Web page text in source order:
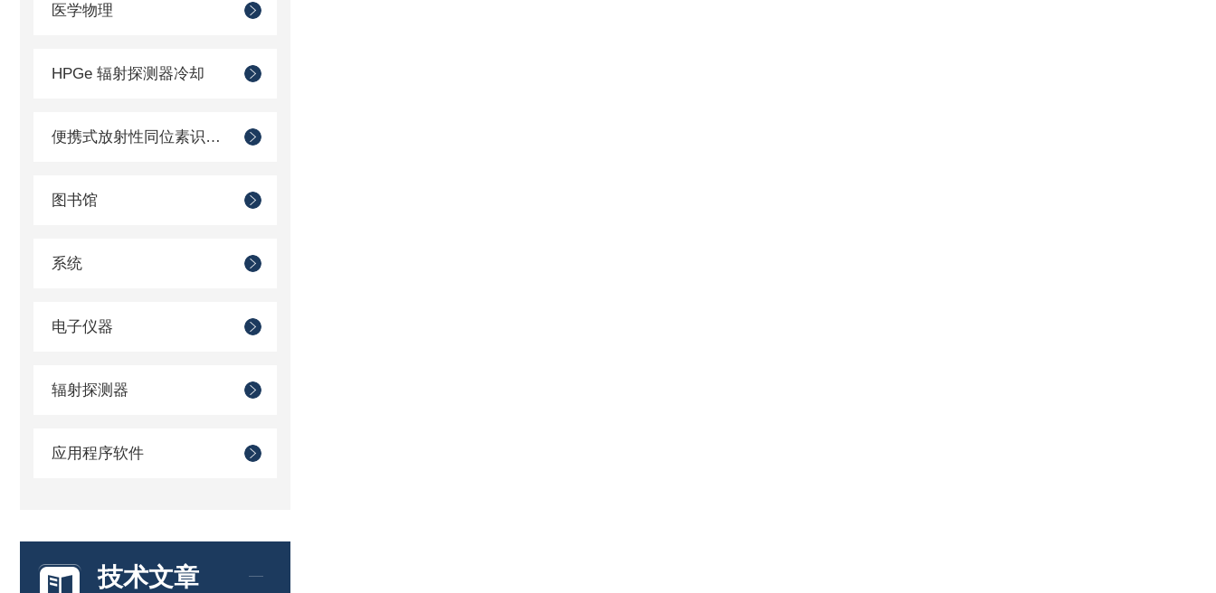
医学物理
HPGe 辐射探测器冷却
便携式放射性同位素识别装置 （RIID）
图书馆
系统
电子仪器
辐射探测器
应用程序软件
技术文章